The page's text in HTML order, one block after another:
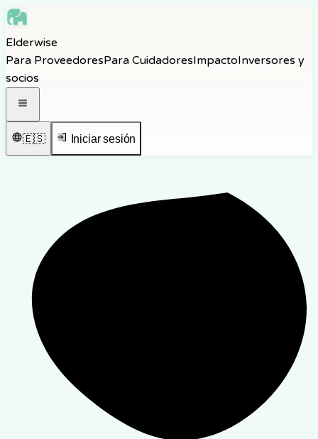
Skip to navigation
Skip to footer
Elderwise
Para ProveedoresPara CuidadoresImpactoInversores y
socios
🇪🇸 Iniciar sesión